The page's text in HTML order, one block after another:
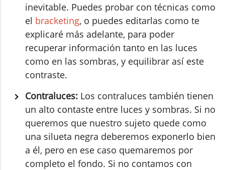
inevitable. Puedes probar con técnicas como
el bracketing, o puedes editarlas como te
explicaré más adelante, para poder
recuperar información tanto en las luces
como en las sombras, y equilibrar así este
contraste.
Contraluces: Los contraluces también tienen
un alto contaste entre luces y sombras. Si no
queremos que nuestro sujeto quede como
una silueta negra deberemos exponerlo bien
a él, pero en ese caso quemaremos por
completo el fondo. Si no contamos con